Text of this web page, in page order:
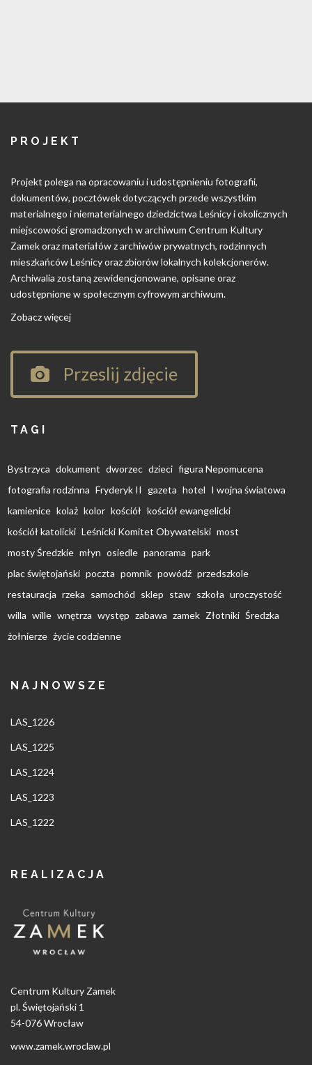
PROJEKT
Projekt polega na opracowaniu i udostępnieniu fotografii,
dokumentów, pocztówek dotyczących przede wszystkim
materialnego i niematerialnego dziedzictwa Leśnicy i okolicznych
miejscowości gromadzonych w archiwum Centrum Kultury
Zamek oraz materiałów z archiwów prywatnych, rodzinnych
mieszkańców Leśnicy oraz zbiorów lokalnych kolekcjonerów.
Archiwalia zostaną zewidencjonowane, opisane oraz
udostępnione w społecznym cyfrowym archiwum.
Zobacz więcej
Przeslij zdjęcie
TAGI
Bystrzyca dokument dworzec dzieci figura Nepomucena
fotografia rodzinna Fryderyk II gazeta hotel I wojna światowa
kamienice kolaż kolor kościół kościół ewangelicki
kościół katolicki Leśnicki Komitet Obywatelski most
mosty Średzkie młyn osiedle panorama park
plac świętojański poczta pomnik powódź przedszkole
restauracja rzeka samochód sklep staw szkoła uroczystość
willa wille wnętrza występ zabawa zamek Złotniki Średzka
żołnierze życie codzienne
NAJNOWSZE
LAS_1226
LAS_1225
LAS_1224
LAS_1223
LAS_1222
REALIZACJA
Centrum Kultury Zamek
pl. Świętojański 1
54-076 Wrocław
www.zamek.wroclaw.pl